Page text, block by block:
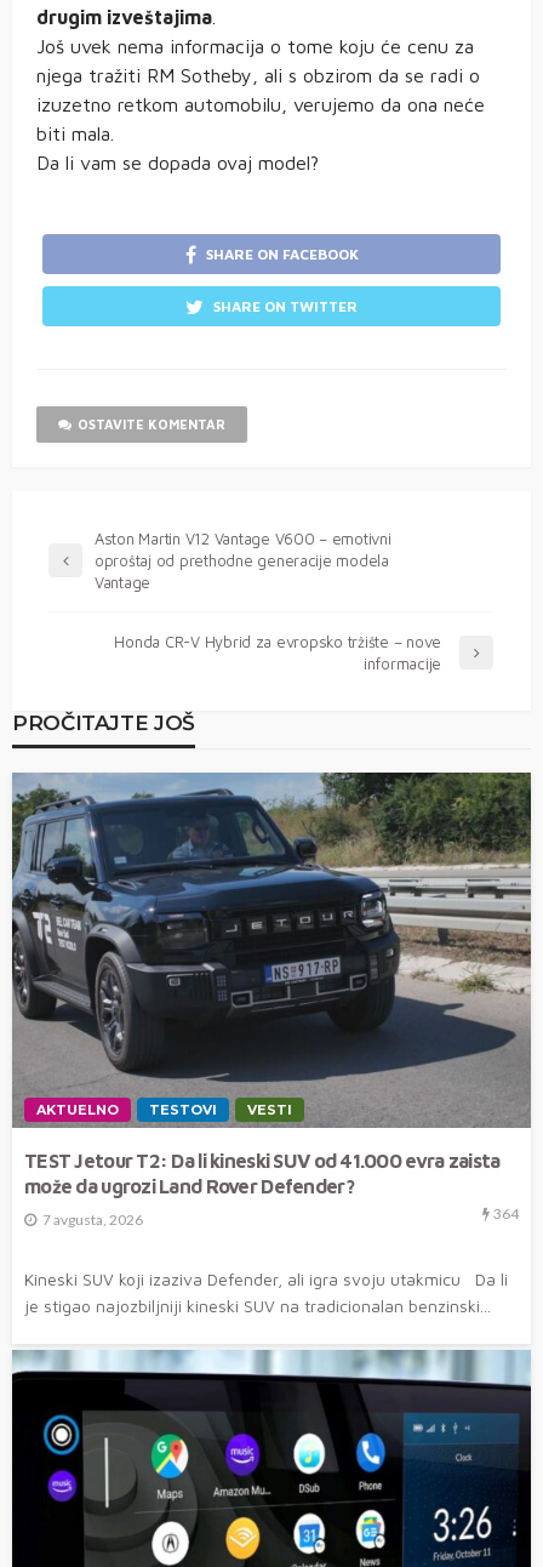
drugim izveštajima
Još uvek nema informacija o tome koju će cenu za
njega tražiti RM Sotheby, ali s obzirom da se radi o
izuzetno retkom automobilu, verujemo da ona neće
biti mala.
Da li vam se dopada ovaj model?
SHARE ON FACEBOOK
SHARE ON TWITTER
OSTAVITE KOMENTAR
Aston Martin V12 Vantage V600 – emotivni
oproštaj od prethodne generacije modela
Vantage
Honda CR-V Hybrid za evropsko tržište – nove
informacije
PROČITAJTE JOŠ
AKTUELNO TESTOVI VESTI
TEST Jetour T2: Da li kineski SUV od 41.000 evra zaista
može da ugrozi Land Rover Defender?
7 avgusta, 2026 364
Kineski SUV koji izaziva Defender, ali igra svoju utakmicu Da li
je stigao najozbiljniji kineski SUV na tradicionalan benzinski...